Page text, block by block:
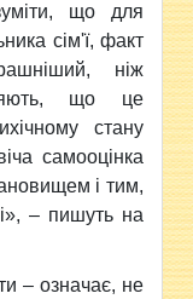
що для
сім'ї, факт
ніж
що це
стану
самооцінка
і тим,
– пишуть на
– означає, не